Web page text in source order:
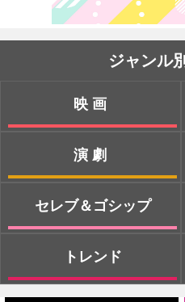
ジャンル
映画
演劇
セレブ＆ゴシップ
トレンド